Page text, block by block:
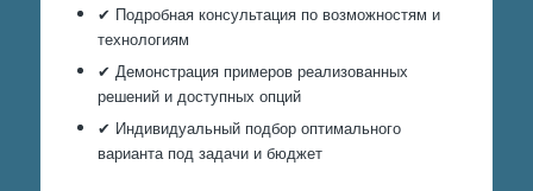
✔ Подробная консультация по возможностям и
технологиям
✔ Демонстрация примеров реализованных
решений и доступных опций
✔ Индивидуальный подбор оптимального
варианта под задачи и бюджет